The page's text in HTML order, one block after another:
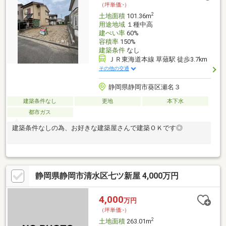
（坪単価:-）
土地面積101.36m2
用途地域１種中高
建ぺい率60%
容積率150%
建築条件なし
ＪＲ東海道本線 草薙駅 徒歩3.7km
その他の交通
静岡県静岡市葵区瀬名３
建築条件なし 更地
本下水
都市ガス
建築条件なしの為、お好きな建築屋さんで建築ＯＫです◎
静岡県静岡市清水区七ツ新屋 4,000万円
4,000万円
（坪単価:-）
土地面積263.01m2